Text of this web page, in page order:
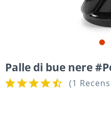
Palle di bue nere
(1